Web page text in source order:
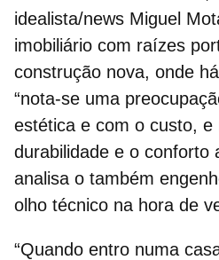
idealista/news Miguel
imobiliário com raízes
construção nova, onde
“nota-se uma
estética e com o custo, e
durabilidade e o conforto
analisa o também
olho técnico na hora de
“Quando entro numa